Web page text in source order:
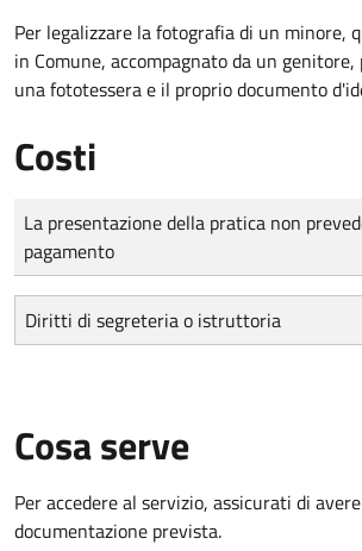
Per legalizzare la fotografia di un minore,
in Comune, accompagnato da un
una fototessera e il proprio documento
Costi
Tipo di pagamento
Importo
La presentazione della pratica non
pagamento
Diritti di segreteria o istruttoria
Cosa serve
Per accedere al servizio, assicurati di
documentazione prevista.